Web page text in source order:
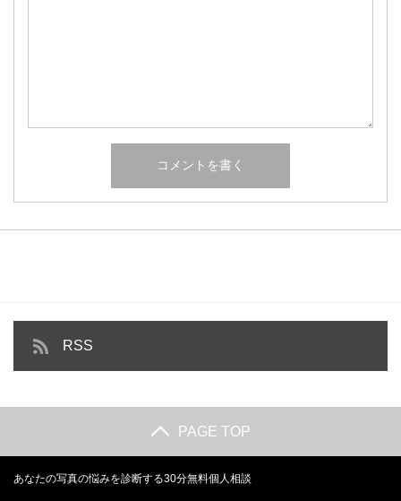
RSS
PAGE TOP
あなたの写真の悩みを診断する30分無料個人相談